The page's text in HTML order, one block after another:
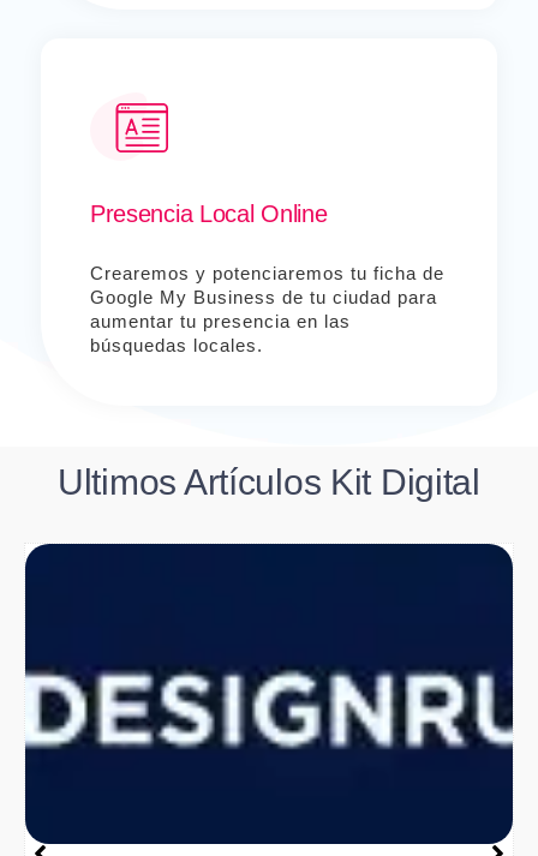
Presencia Local Online
Crearemos y potenciaremos tu ficha de
Google My Business de tu ciudad para
aumentar tu presencia en las
búsquedas locales.
Ultimos Artículos Kit Digital